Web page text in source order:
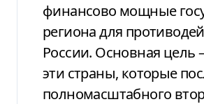
финансово мощные
региона для
России. Основная цель
эти страны, которые
полномасштабного